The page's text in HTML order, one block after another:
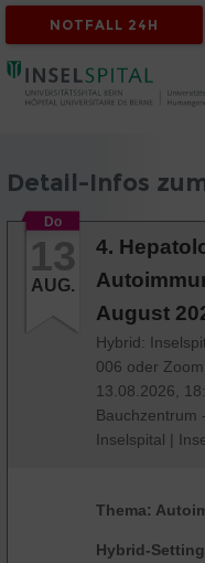
NOTFALL 24H
Detail-Infos
Do
13
AUG.
4.
August
Hybrid:
006 oder Zoom,
13.08.2026,
Bauchzentrum
Inselspital |
Thema:
Hybrid-